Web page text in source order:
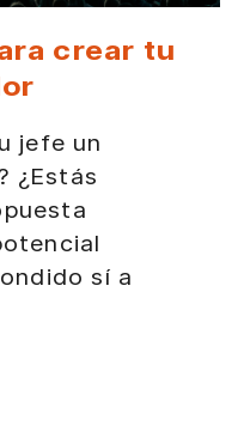
crear tu
jefe un
¿Estás
sí a